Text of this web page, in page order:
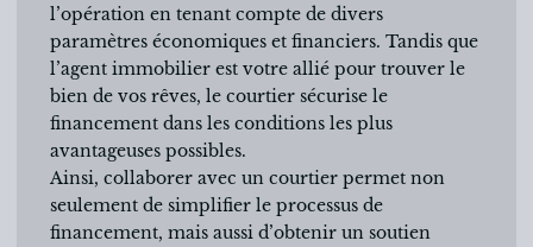
l’opération en tenant compte de divers
paramètres économiques et financiers. Tandis que
l’agent immobilier est votre allié pour trouver le
bien de vos rêves, le courtier sécurise le
financement dans les conditions les plus
avantageuses possibles.
Ainsi, collaborer avec un courtier permet non
seulement de simplifier le processus de
financement, mais aussi d’obtenir un soutien